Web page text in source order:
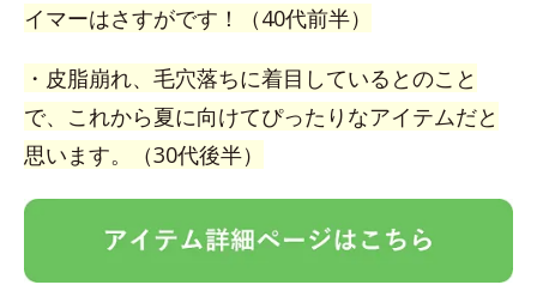
イマーはさすがです！（40代前半）
・皮脂崩れ、毛穴落ちに着目しているとのこと
で、これから夏に向けてぴったりなアイテムだと
思います。（30代後半）